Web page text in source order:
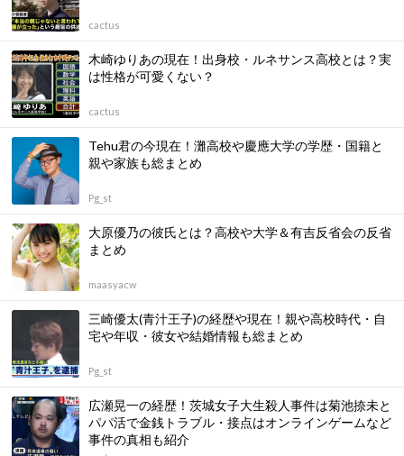
cactus
木崎ゆりあの現在！出身校・ルネサンス高校とは？実
は性格が可愛くない？
cactus
Tehu君の今現在！灘高校や慶應大学の学歴・国籍と
親や家族も総まとめ
Pg_st
大原優乃の彼氏とは？高校や大学＆有吉反省会の反省
まとめ
maasyacw
三崎優太(青汁王子)の経歴や現在！親や高校時代・自
宅や年収・彼女や結婚情報も総まとめ
Pg_st
広瀬晃一の経歴！茨城女子大生殺人事件は菊池捺未と
パパ活で金銭トラブル・接点はオンラインゲームなど
事件の真相も紹介